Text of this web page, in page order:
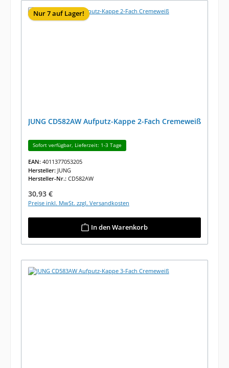
Nur 7 auf Lager!
JUNG CD582AW Aufputz-Kappe 2-Fach Cremeweiß
Sofort verfügbar, Lieferzeit: 1-3 Tage
EAN: 4011377053205
Hersteller: JUNG
Hersteller-Nr.: CD582AW
Regulärer Preis:
30,93 €
Preise inkl. MwSt. zzgl. Versandkosten
In den Warenkorb